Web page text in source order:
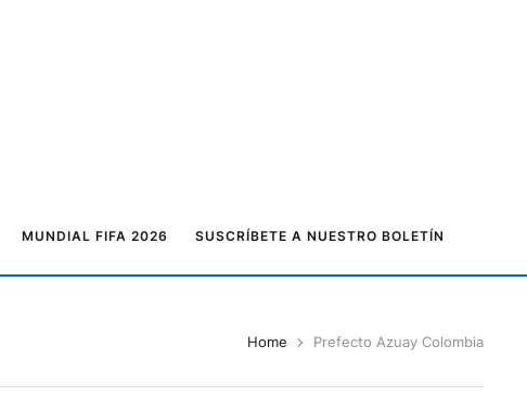
MUNDIAL FIFA 2026 SUSCRÍBETE A NUESTRO BOLETÍN
Home Prefecto Azuay Colombia